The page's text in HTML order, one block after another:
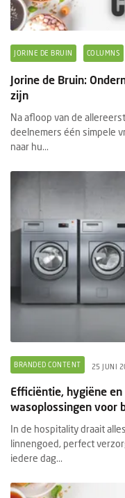
JORINE DE BRUIN COLUMNS
Jorine de Bruin:
zijn
Na afloop van de
deelnemers één simpele
naar hu...
BRANDED CONTENT 25 JUNI
Efficiëntie, hygiëne
wasoplossingen voor
In de hospitality draait
linnengoed, perfect
iedere dag...